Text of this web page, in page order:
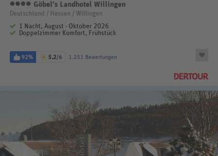
4 Sterne
Göbel's Landhotel Willingen
Deutschland / Hessen / Willingen
1 Nacht, August - Oktober 2026
Doppelzimmer Komfort, Frühstück
92% 5,2/6 1.251 Bewertungen